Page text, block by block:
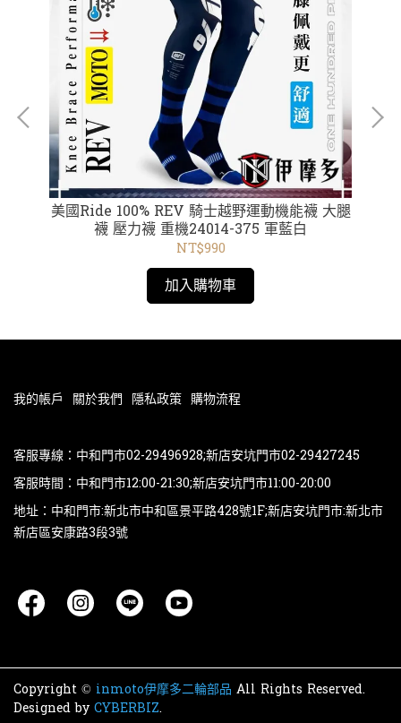
美國Ride 100% REV 騎士越野運動機能襪 大腿
襪 壓力襪 重機24014-375 軍藍白
NT$990
加入購物車
我的帳戶 關於我們 隱私政策 購物流程
客服專線：中和門市02-29496928;新店安坑門市02-29427245
客服時間：中和門市12:00-21:30;新店安坑門市11:00-20:00
地址：中和門市:新北市中和區景平路428號1F;新店安坑門市:新北市
新店區安康路3段3號
Copyright © inmoto伊摩多二輪部品 All Rights Reserved.
Designed by CYBERBIZ.